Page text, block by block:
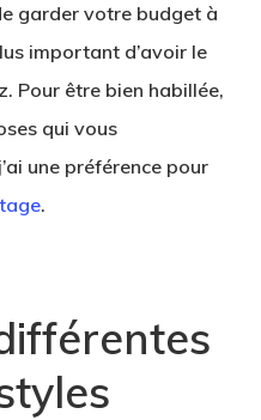
garder votre budget à
important d’avoir le
Pour être bien habillée,
qui vous
une préférence pour
.